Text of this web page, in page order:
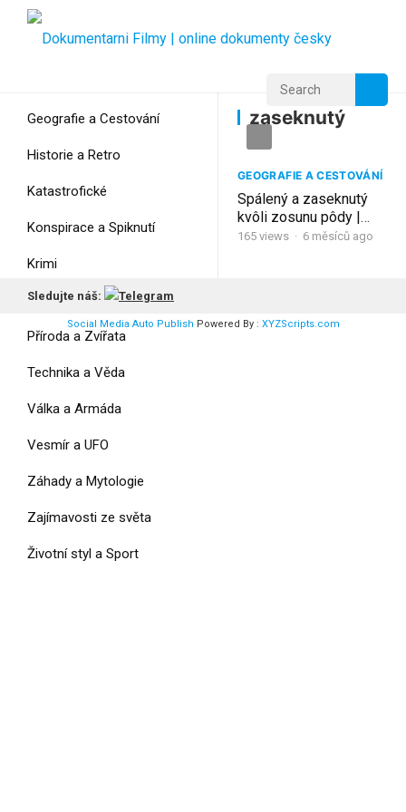
Geografie a Cestování
Historie a Retro
Katastrofické
Konspirace a Spiknutí
Krimi
Myšlení
Příroda a Zvířata
Technika a Věda
Válka a Armáda
Vesmír a UFO
Záhady a Mytologie
Zajímavosti ze světa
Životní styl a Sport
zaseknutý
zaseknutý
GEOGRAFIE A CESTOVÁNÍ
Spálený a zaseknutý
kvôli zosunu pôdy |
Sapa, Vietnam
165 views · 6 měsíců ago
Sledujte náš:
Social Media Auto Publish Powered By : XYZScripts.com